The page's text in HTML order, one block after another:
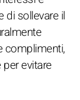
di sollevare il
complimenti,
evitare